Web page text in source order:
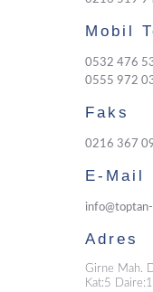
Mobil
0532 476
0555 972
Faks
0216 367
E-Mail
Adres
Girne Mah.
Kat:5